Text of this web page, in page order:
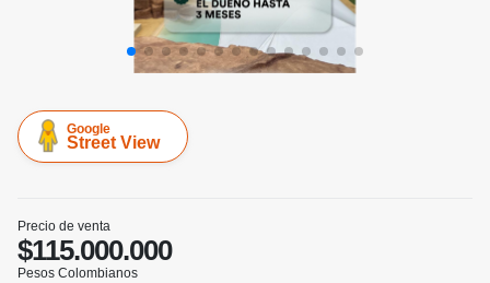
Google
Street View
Precio de venta
$115.000.000
Pesos Colombianos